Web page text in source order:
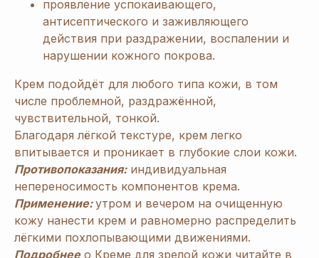
проявление успокаивающего,
антисептического и заживляющего
действия при раздражении, воспалении и
нарушении кожного покрова.
Крем подойдёт для любого типа кожи, в том
числе проблемной, раздражённой,
чувствительной, тонкой.
Благодаря лёгкой текстуре, крем легко
впитывается и проникает в глубокие слои кожи.
Противопоказания:индивидуальная
непереносимость компонентов крема.
Применение:утром и вечером на очищенную
кожу нанести крем и равномерно распределить
лёгкими похлопывающими движениями.
Подробнеео Креме для зрелой кожи читайте в